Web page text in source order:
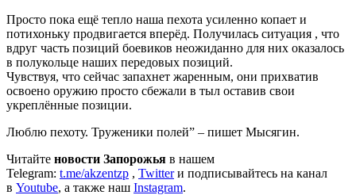
Просто пока ещё тепло наша пехота усиленно копает и
потихоньку продвигается вперёд. Получилась ситуация , что
вдруг часть позиций боевиков неожиданно для них оказалось
в полукольце наших передовых позиций.
Чувствуя, что сейчас запахнет жаренным, они прихватив
освоено оружию просто сбежали в тыл оставив свои
укреплённые позиции.
Люблю пехоту. Труженики полей” – пишет Мысягин.
Читайте новости Запорожья в нашем
Telegram: t.me/akzentzp , Twitterи подписывайтесь на канал
в Youtube, а также наш Instagram.